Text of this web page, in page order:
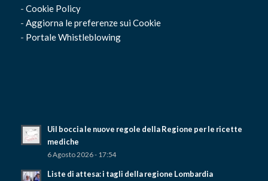
- Cookie Policy
- Aggiorna le preferenze sui Cookie
- Portale Whistleblowing
Uil boccia le nuove regole della Regione per le ricette
mediche
6 Agosto 2026 - 17:54
Liste di attesa: i tagli della regione Lombardia